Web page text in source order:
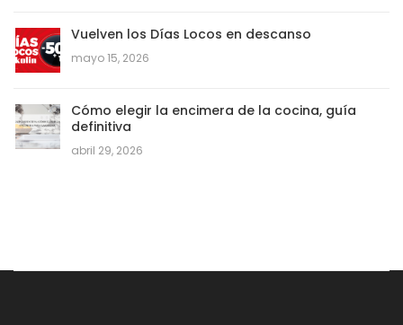
Vuelven los Días Locos en descanso
mayo 15, 2026
Cómo elegir la encimera de la cocina, guía
definitiva
abril 29, 2026